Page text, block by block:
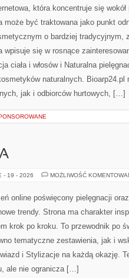
która koncentruje się
może być traktowana jako punkt
o bardziej tradycyjnym,
wpisuje się w rosnące
ciała i włosów i Naturalna
naturalnych. Bioarp24.pl
jak i odbiorców hurtowych, […]
- 19 - 2026 MOŻLIWOŚĆ
online poświęcony pielęgnacji
trendy. Strona ma charakter
krok po kroku. To przewodnik po
tematyczne zestawienia, jak i
i Stylizacje na każdą okazję.
ale nie ogranicza […]